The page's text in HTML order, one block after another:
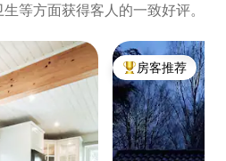
等方面获得客人的一致好评。
热门「房客推荐」
房客推荐